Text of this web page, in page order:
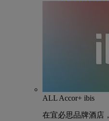
ALL Accor+ ibis
在宜必思品牌酒店，